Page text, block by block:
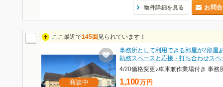
物件詳細を見る お問
ここ最近で145回 見られています！
商談中
事務所として利用できる部屋が2部屋
執務スペースと応接・打ち合わせス
1,100万 円